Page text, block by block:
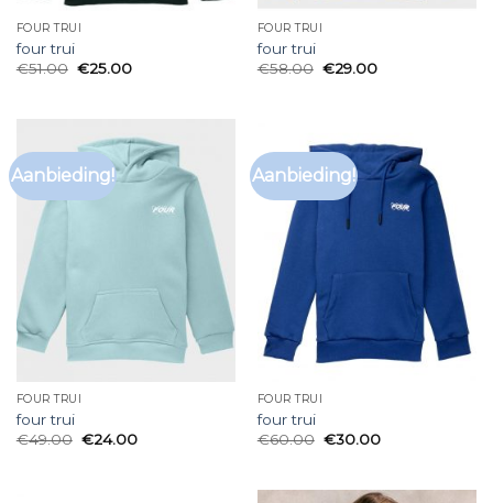
FOUR TRUI
four trui
€51.00 €25.00
FOUR TRUI
four trui
€58.00 €29.00
Aanbieding!
FOUR TRUI
four trui
€49.00 €24.00
Aanbieding!
FOUR TRUI
four trui
€60.00 €30.00